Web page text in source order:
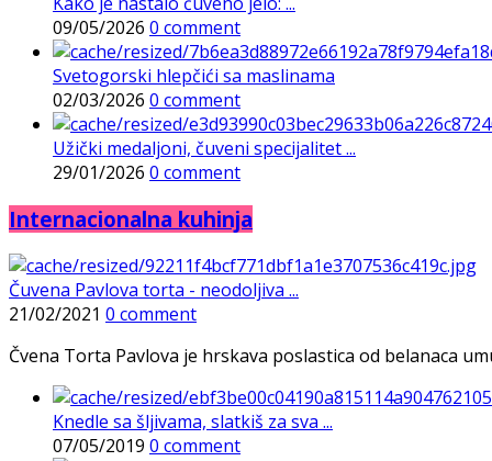
09/05/2026 0 comment
Svetogorski hlepčići sa maslinama
02/03/2026 0 comment
Užički medaljoni, čuveni specijalitet ...
29/01/2026 0 comment
Internacionalna kuhinja
Čuvena Pavlova torta - neodoljiva ...
21/02/2021 0 comment
Čvena Torta Pavlova je hrskava poslastica od belanaca
Knedle sa šljivama, slatkiš za sva ...
07/05/2019 0 comment